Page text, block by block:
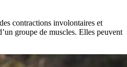
contractions involontaires et
groupe de muscles. Elles peuvent